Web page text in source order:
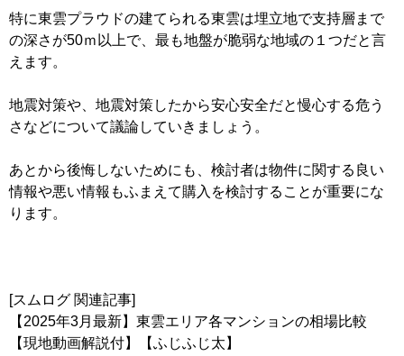
特に東雲プラウドの建てられる東雲は埋立地で支持層まで
の深さが50ｍ以上で、最も地盤が脆弱な地域の１つだと言
えます。
地震対策や、地震対策したから安心安全だと慢心する危う
さなどについて議論していきましょう。
あとから後悔しないためにも、検討者は物件に関する良い
情報や悪い情報もふまえて購入を検討することが重要にな
ります。
[スムログ 関連記事]
【2025年3月最新】東雲エリア各マンションの相場比較
【現地動画解説付】【ふじふじ太】